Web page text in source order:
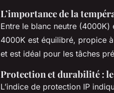
L’importance de la
Entre le blanc neutre
4000K est équilibré, propice
et est idéal pour les tâches
Protection et durabilité :
L’indice de protection IP